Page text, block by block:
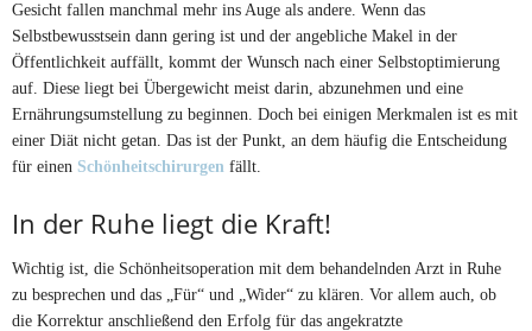
Gesicht fallen manchmal mehr ins Auge als andere. Wenn das
Selbstbewusstsein dann gering ist und der angebliche Makel in der
Öffentlichkeit auffällt, kommt der Wunsch nach einer Selbstoptimierung
auf. Diese liegt bei Übergewicht meist darin, abzunehmen und eine
Ernährungsumstellung zu beginnen. Doch bei einigen Merkmalen ist es mit
einer Diät nicht getan. Das ist der Punkt, an dem häufig die Entscheidung
für einen Schönheitschirurgen fällt.
In der Ruhe liegt die Kraft!
Wichtig ist, die Schönheitsoperation mit dem behandelnden Arzt in Ruhe
zu besprechen und das „Für“ und „Wider“ zu klären. Vor allem auch, ob
die Korrektur anschließend den Erfolg für das angekratzte